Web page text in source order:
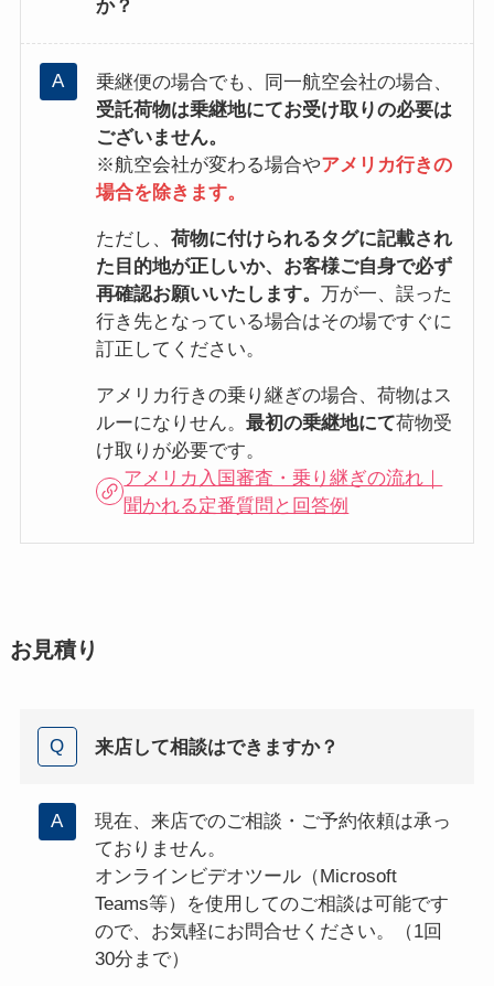
か？
乗継便の場合でも、同一航空会社の場合、
受託荷物は乗継地にてお受け取りの必要は
ございません。
※航空会社が変わる場合やアメリカ行きの
場合を除きます。
ただし、 荷物に付けられるタグに記載され
た目的地が正しいか、お客様ご自身で必ず
再確認お願いいたします。 万が一、誤った
行き先となっている場合はその場ですぐに
訂正してください。
アメリカ行きの乗り継ぎの場合、荷物はス
ルーになりせん。 最初の乗継地にて荷物受
け取りが必要です。
アメリカ入国審査・乗り継ぎの流れ｜
聞かれる定番質問と回答例
お見積り
来店して相談はできますか？
現在、来店でのご相談・ご予約依頼は承っ
ておりません。
オンラインビデオツール（Microsoft
Teams等）を使用してのご相談は可能です
ので、お気軽にお問合せください。（1回
30分まで）